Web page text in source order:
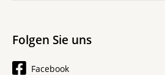
Folgen Sie uns
Facebook